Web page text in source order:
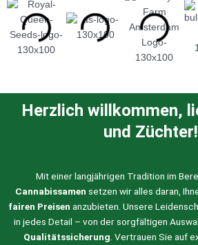
Herzlich willkommen,
und
Mit einer langjährigen Tradition im
Cannabissamen setzen wir alles daran,
fairen Preisen anzubieten. Unsere
in jedes Detail – von der sorgfältigen
Qualitätssicherung . Vertrauen Sie auf